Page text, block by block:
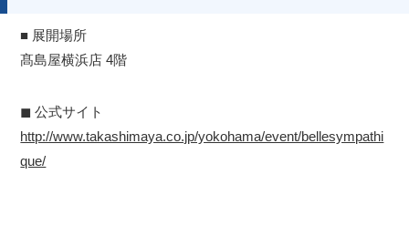
■ 展開場所
髙島屋横浜店 4階
◼︎ 公式サイト
http://www.takashimaya.co.jp/yokohama/event/bellesympathi
que/